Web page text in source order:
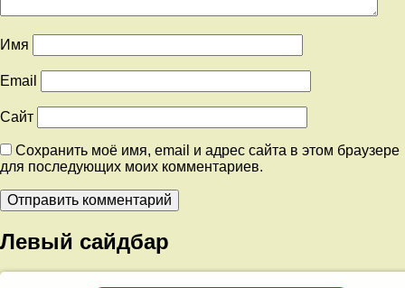
Имя
Email
Сайт
Сохранить моё имя, email и адрес сайта в этом браузере
для последующих моих комментариев.
Левый сайдбар